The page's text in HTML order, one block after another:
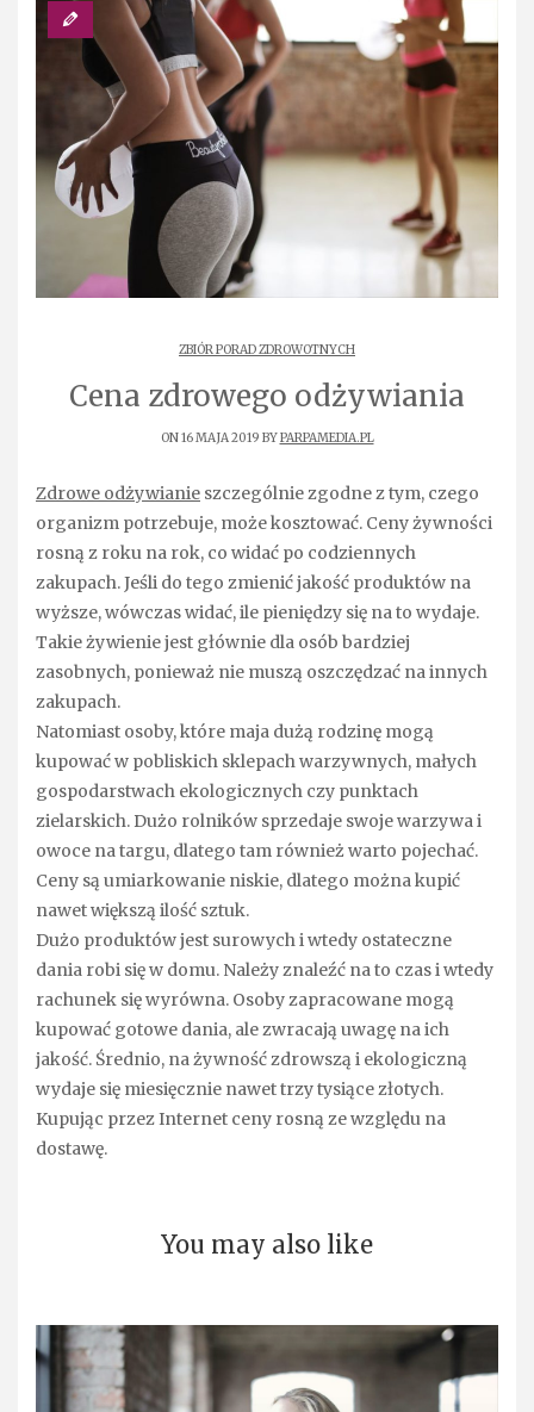
ZBIÓR PORAD ZDROWOTNYCH
Cena zdrowego odżywiania
ON 16 MAJA 2019 BYPARPAMEDIA.PL
Zdrowe odżywianie szczególnie zgodne z tym, czego
organizm potrzebuje, może kosztować. Ceny żywności
rosną z roku na rok, co widać po codziennych
zakupach. Jeśli do tego zmienić jakość produktów na
wyższe, wówczas widać, ile pieniędzy się na to wydaje.
Takie żywienie jest głównie dla osób bardziej
zasobnych, ponieważ nie muszą oszczędzać na innych
zakupach.
Natomiast osoby, które maja dużą rodzinę mogą
kupować w pobliskich sklepach warzywnych, małych
gospodarstwach ekologicznych czy punktach
zielarskich. Dużo rolników sprzedaje swoje warzywa i
owoce na targu, dlatego tam również warto pojechać.
Ceny są umiarkowanie niskie, dlatego można kupić
nawet większą ilość sztuk.
Dużo produktów jest surowych i wtedy ostateczne
dania robi się w domu. Należy znaleźć na to czas i wtedy
rachunek się wyrówna. Osoby zapracowane mogą
kupować gotowe dania, ale zwracają uwagę na ich
jakość. Średnio, na żywność zdrowszą i ekologiczną
wydaje się miesięcznie nawet trzy tysiące złotych.
Kupując przez Internet ceny rosną ze względu na
dostawę.
You may also like